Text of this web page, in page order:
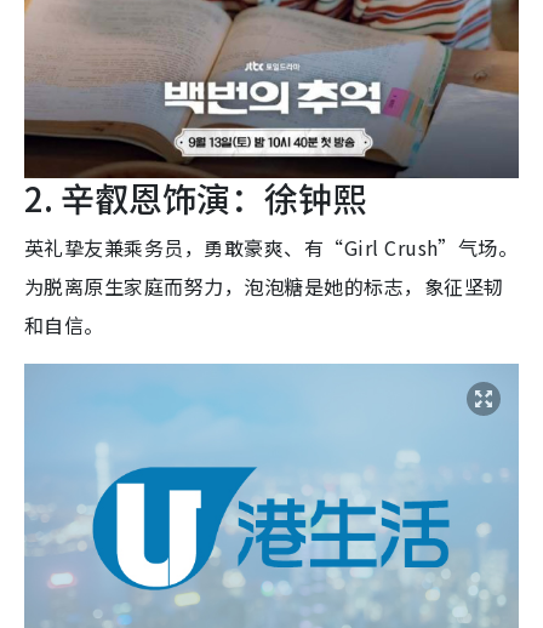
2. 辛叡恩饰演：徐钟熙
英礼挚友兼乘务员，勇敢豪爽、有“Girl Crush”气场。
为脱离原生家庭而努力，泡泡糖是她的标志，象征坚韧
和自信。